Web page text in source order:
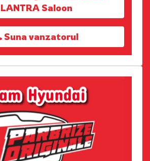
LANTRA Saloon
Suna vanzatorul